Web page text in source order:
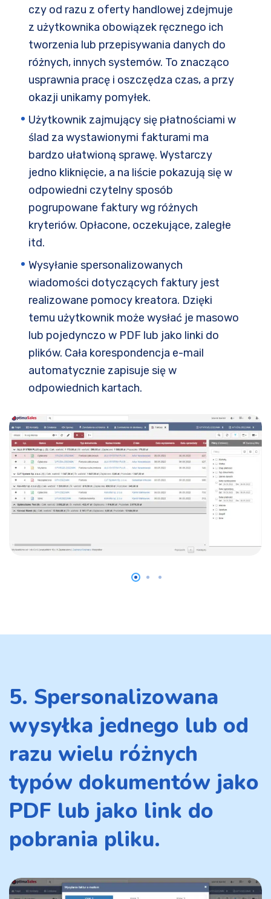
czy od razu z oferty handlowej zdejmuje
z użytkownika obowiązek ręcznego ich
tworzenia lub przepisywania danych do
różnych, innych systemów. To znacząco
usprawnia pracę i oszczędza czas, a przy
okazji unikamy pomyłek.
Użytkownik zajmujący się płatnościami w
ślad za wystawionymi fakturami ma
bardzo ułatwioną sprawę. Wystarczy
jedno kliknięcie, a na liście pokazują się w
odpowiedni czytelny sposób
pogrupowane faktury wg różnych
kryteriów. Opłacone, oczekujące, zaległe
itd.
Wysyłanie spersonalizowanych
wiadomości dotyczących faktury jest
realizowane pomocy kreatora. Dzięki
temu użytkownik może wysłać je masowo
lub pojedynczo w PDF lub jako linki do
plików. Cała korespondencja e-mail
automatycznie zapisuje się w
odpowiednich kartach.
5. Spersonalizowana
wysyłka jednego lub od
razu wielu różnych
typów dokumentów jako
PDF lub jako link do
pobrania pliku.